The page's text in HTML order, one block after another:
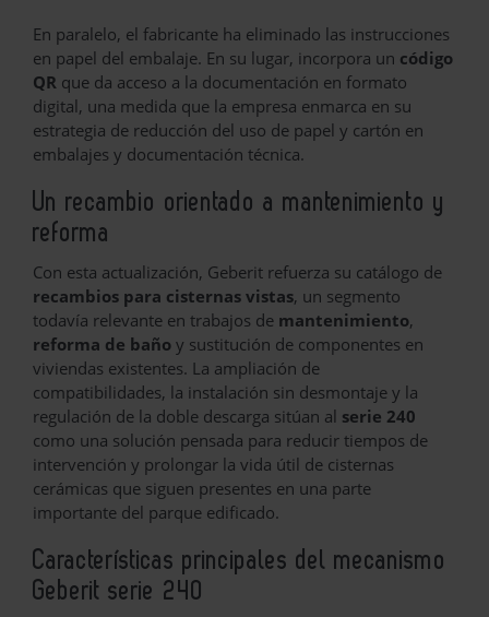
En paralelo, el fabricante ha eliminado las instrucciones
en papel del embalaje. En su lugar, incorpora un código
QR que da acceso a la documentación en formato
digital, una medida que la empresa enmarca en su
estrategia de reducción del uso de papel y cartón en
embalajes y documentación técnica.
Un recambio orientado a mantenimiento y
reforma
Con esta actualización, Geberit refuerza su catálogo de
recambios para cisternas vistas, un segmento
todavía relevante en trabajos de mantenimiento,
reforma de baño y sustitución de componentes en
viviendas existentes. La ampliación de
compatibilidades, la instalación sin desmontaje y la
regulación de la doble descarga sitúan al serie 240
como una solución pensada para reducir tiempos de
intervención y prolongar la vida útil de cisternas
cerámicas que siguen presentes en una parte
importante del parque edificado.
Características principales del mecanismo
Geberit serie 240